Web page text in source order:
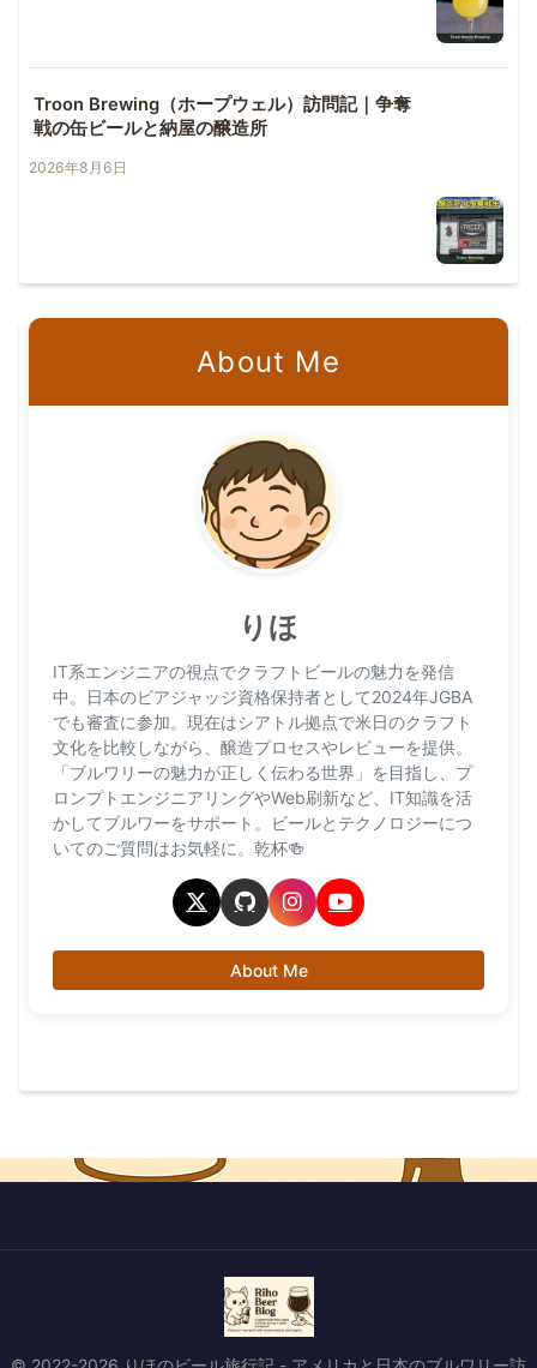
Troon Brewing（ホープウェル）訪問記｜争奪
戦の缶ビールと納屋の醸造所
2026年8月6日
About Me
りほ
IT系エンジニアの視点でクラフトビールの魅力を発信
中。日本のビアジャッジ資格保持者として2024年JGBA
でも審査に参加。現在はシアトル拠点で米日のクラフト
文化を比較しながら、醸造プロセスやレビューを提供。
「ブルワリーの魅力が正しく伝わる世界」を目指し、プ
ロンプトエンジニアリングやWeb刷新など、IT知識を活
かしてブルワーをサポート。ビールとテクノロジーにつ
いてのご質問はお気軽に。乾杯🍻
About Me